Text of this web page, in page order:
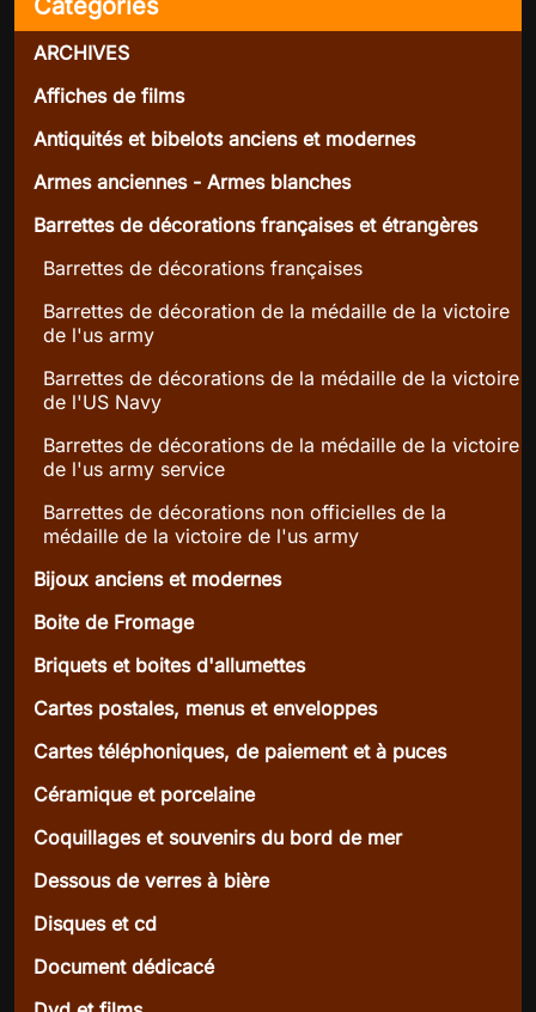
ARCHIVES
Affiches de films
Antiquités et bibelots anciens et modernes
Armes anciennes - Armes blanches
Barrettes de décorations françaises et étrangères
Barrettes de décorations françaises
Barrettes de décoration de la médaille de la victoire
de l'us army
Barrettes de décorations de la médaille de la victoire
de l'US Navy
Barrettes de décorations de la médaille de la victoire
de l'us army service
Barrettes de décorations non officielles de la
médaille de la victoire de l'us army
Bijoux anciens et modernes
Boite de Fromage
Briquets et boites d'allumettes
Cartes postales, menus et enveloppes
Cartes téléphoniques, de paiement et à puces
Céramique et porcelaine
Coquillages et souvenirs du bord de mer
Dessous de verres à bière
Disques et cd
Document dédicacé